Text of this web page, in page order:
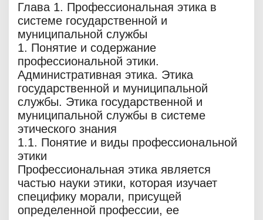
Глава 1. Профессиональная этика в
системе государственной и
муниципальной службы
1. Понятие и содержание
профессиональной этики.
Административная этика. Этика
государственной и муниципальной
службы. Этика государственной и
муниципальной службы в системе
этического знания
1.1. Понятие и виды профессиональной
этики
Профессиональная этика является
частью науки этики, которая изучает
специфику морали, присущей
определенной профессии, ее